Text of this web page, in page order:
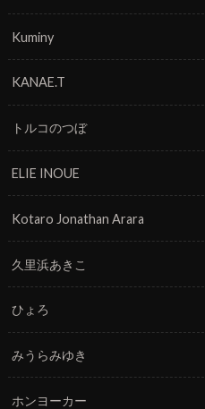
Kuminy
KANAE.T
トルコのつぼ
ELIE INOUE
Kotaro Jonathan Arara
久里浜あきこ
ひょろ
みうらみゆき
ホンヨーカー